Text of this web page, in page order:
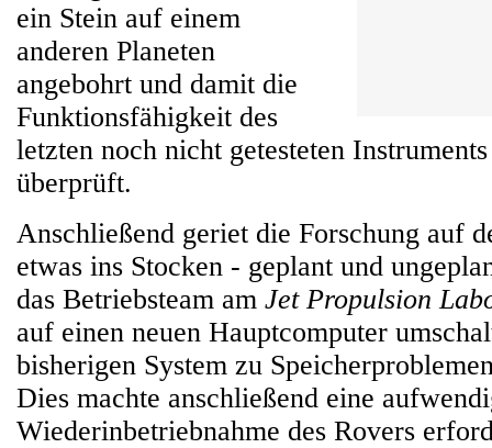
ein Stein auf einem
anderen Planeten
angebohrt und damit die
Funktionsfähigkeit des
letzten noch nicht getesteten
überprüft.
Anschließend geriet die Forschung auf
etwas ins Stocken - geplant und
das Betriebsteam am Jet Propulsion
auf einen neuen Hauptcomputer
bisherigen System zu
Dies machte anschließend eine
Wiederinbetriebnahme des Rovers